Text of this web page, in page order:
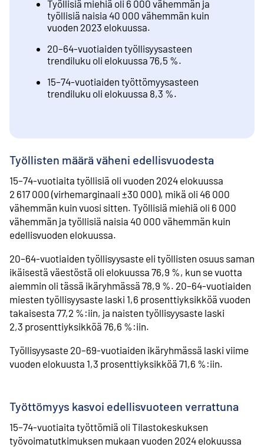
Työllisiä miehiä oli 6 000 vähemmän ja
työllisiä naisia 40 000 vähemmän kuin
vuoden 2023 elokuussa.
20–64-vuotiaiden työllisyysasteen
trendiluku oli elokuussa 76,5 %.
15–74-vuotiaiden työttömyysasteen
trendiluku oli elokuussa 8,3 %.
Työllisten määrä väheni edellisvuodesta
15–74-vuotiaita työllisiä oli vuoden 2024 elokuussa
2 617 000 (virhemarginaali ±30 000), mikä oli 46 000
vähemmän kuin vuosi sitten. Työllisiä miehiä oli 6 000
vähemmän ja työllisiä naisia 40 000 vähemmän kuin
edellisvuoden elokuussa.
20–64-vuotiaiden työllisyysaste eli työllisten osuus saman
ikäisestä väestöstä oli elokuussa 76,9 %, kun se vuotta
aiemmin oli tässä ikäryhmässä 78,9 %. 20–64-vuotiaiden
miesten työllisyysaste laski 1,6 prosenttiyksikköä vuoden
takaisesta 77,2 %:iin, ja naisten työllisyysaste laski
2,3 prosenttiyksikköä 76,6 %:iin.
Työllisyysaste 20–69-vuotiaiden ikäryhmässä laski viime
vuoden elokuusta 1,3 prosenttiyksikköä 71,6 %:iin.
Työttömyys kasvoi edellisvuoteen verrattuna
15–74-vuotiaita työttömiä oli Tilastokeskuksen
työvoimatutkimuksen mukaan vuoden 2024 elokuussa